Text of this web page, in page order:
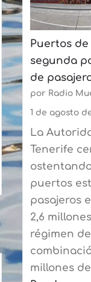
en
Las
Palmas
a
más
de
90
expertos
del
sector
Puertos
segunda
de
por Radio
1 de agosto
La
Tenerife
puertos
pasajeros
2,6
régimen
millones